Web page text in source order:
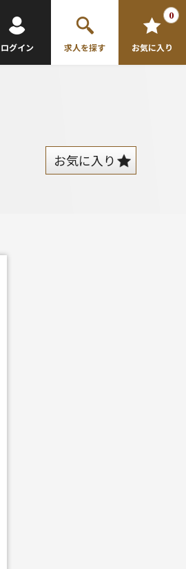
ログイン 求人を探す お気に入り
0
お気に入り